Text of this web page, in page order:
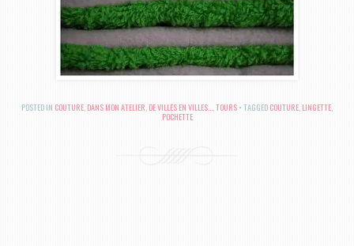
POSTED IN COUTURE, DANS MON ATELIER, DE VILLES EN VILLES...,TOURS TAGGED COUTURE, LINGETTE,
POCHETTE